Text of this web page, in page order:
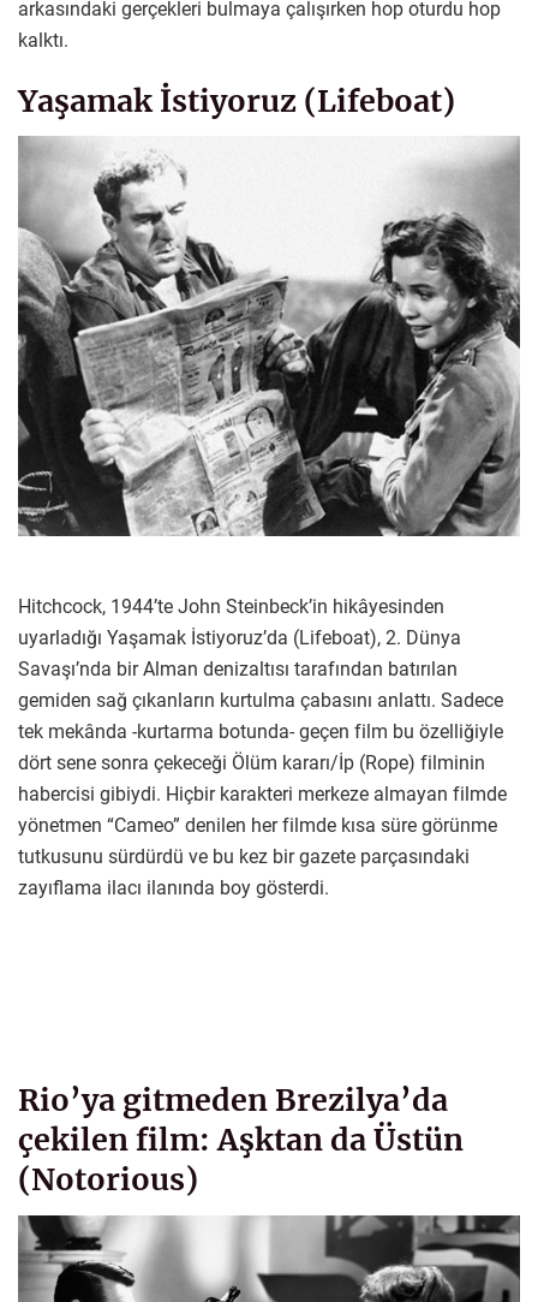
arkasındaki gerçekleri bulmaya çalışırken hop oturdu hop
kalktı.
Yaşamak İstiyoruz (Lifeboat)
Hitchcock, 1944’te John Steinbeck’in hikâyesinden
uyarladığı Yaşamak İstiyoruz’da (Lifeboat), 2. Dünya
Savaşı’nda bir Alman denizaltısı tarafından batırılan
gemiden sağ çıkanların kurtulma çabasını anlattı. Sadece
tek mekânda -kurtarma botunda- geçen film bu özelliğiyle
dört sene sonra çekeceği Ölüm kararı/İp (Rope) filminin
habercisi gibiydi. Hiçbir karakteri merkeze almayan filmde
yönetmen “Cameo” denilen her filmde kısa süre görünme
tutkusunu sürdürdü ve bu kez bir gazete parçasındaki
zayıflama ilacı ilanında boy gösterdi.
Rio’ya gitmeden Brezilya’da
çekilen film: Aşktan da Üstün
(Notorious)